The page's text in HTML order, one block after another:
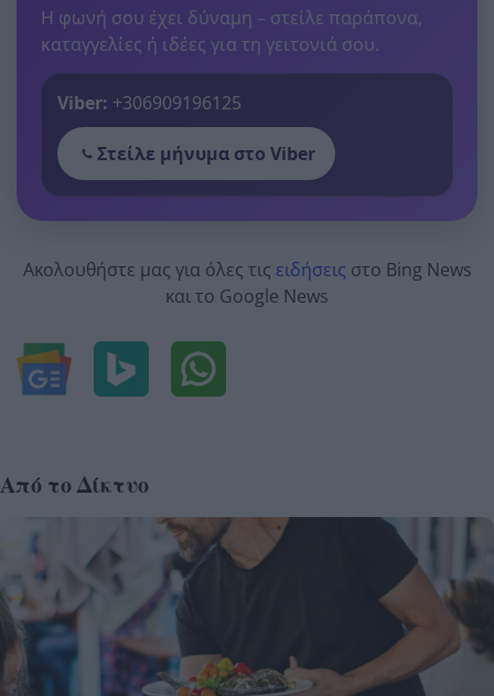
Η φωνή σου έχει δύναμη – στείλε παράπονα,
καταγγελίες ή ιδέες για τη γειτονιά σου.
Viber: +306909196125
Στείλε μήνυμα στο Viber
Ακολουθήστε μας για όλες τις ειδήσεις στο Bing News
και το Google News
Από το Δίκτυο